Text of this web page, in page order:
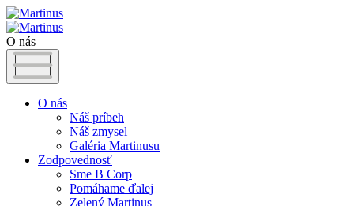
O nás
O nás
Náš príbeh
Náš zmysel
Galéria Martinusu
Zodpovednosť
Sme B Corp
Pomáhame ďalej
Zelený Martinus